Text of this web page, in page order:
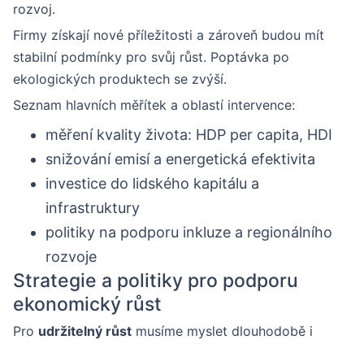
rozvoj.
Firmy získají nové příležitosti a zároveň budou mít
stabilní podmínky pro svůj růst. Poptávka po
ekologických produktech se zvýší.
Seznam hlavních měřítek a oblastí intervence:
měření kvality života: HDP per capita, HDI
snižování emisí a energetická efektivita
investice do lidského kapitálu a
infrastruktury
politiky na podporu inkluze a regionálního
rozvoje
Strategie a politiky pro podporu
ekonomický růst
Pro udržitelný růst musíme myslet dlouhodobě i